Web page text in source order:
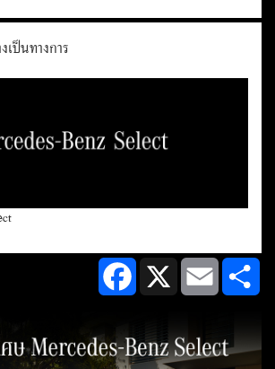
ในการซื้อขายได้
ในการเปลี่ยนแปลงเงื่อนไข และอัตราผ่อนชำระโดย
นทางการ ที่ทำการเสนอขายรถยนต์ให้แก่ท่าน